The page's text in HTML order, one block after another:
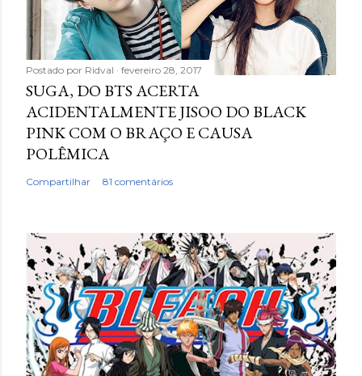
Postado por Ridval fevereiro 28, 2017
SUGA, DO BTS ACERTA
ACIDENTALMENTE JISOO DO BLACK
PINK COM O BRAÇO E CAUSA
POLÊMICA
Compartilhar 81 comentários